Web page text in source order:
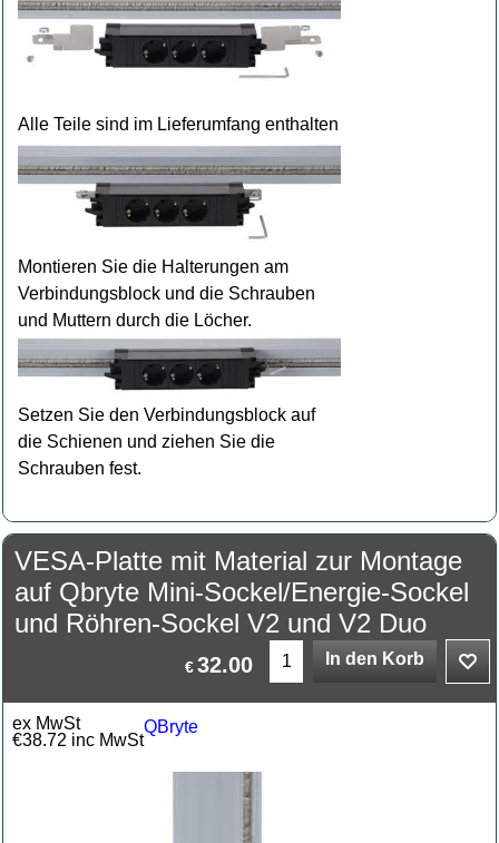
Alle Teile sind im Lieferumfang enthalten
Montieren Sie die Halterungen am
Verbindungsblock und die Schrauben
und Muttern durch die Löcher.
Setzen Sie den Verbindungsblock auf
die Schienen und ziehen Sie die
Schrauben fest.
VESA-Platte mit Material zur Montage
auf Qbryte Mini-Sockel/Energie-Sockel
und Röhren-Sockel V2 und V2 Duo
€ 32.00 In den Korb
QBryte
ex MwSt
€38.72 inc MwSt